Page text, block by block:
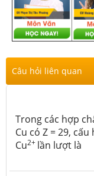
Câu hỏi liên quan
Trong các hợp
Cu có Z = 29,
Cu2+ lần lượt là